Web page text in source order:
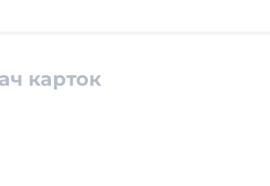
карток